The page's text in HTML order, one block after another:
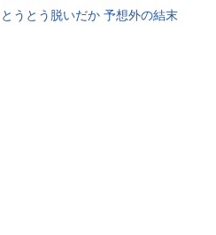
とうとう脱いだか 予想外の結末